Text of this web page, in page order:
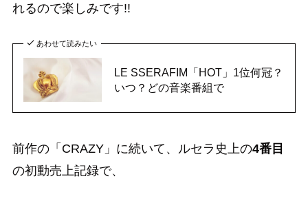
れるので楽しみです!!
あわせて読みたい
LE SSERAFIM「HOT」1位何冠？
いつ？どの音楽番組で
前作の「CRAZY」に続いて、ルセラ史上の4番目
の初動売上記録で、